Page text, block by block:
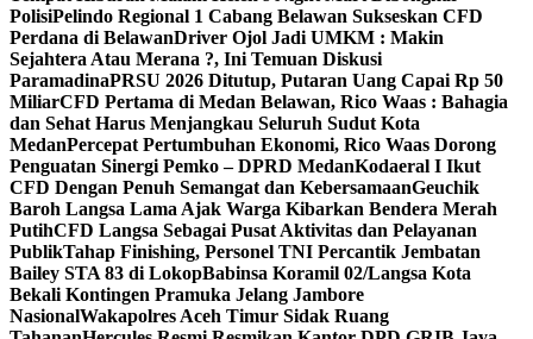
PolisiPelindo Regional 1 Cabang Belawan Sukseskan CFD
Perdana di BelawanDriver Ojol Jadi UMKM : Makin
Sejahtera Atau Merana ?, Ini Temuan Diskusi
ParamadinaPRSU 2026 Ditutup, Putaran Uang Capai Rp 50
MiliarCFD Pertama di Medan Belawan, Rico Waas : Bahagia
dan Sehat Harus Menjangkau Seluruh Sudut Kota
MedanPercepat Pertumbuhan Ekonomi, Rico Waas Dorong
Penguatan Sinergi Pemko – DPRD MedanKodaeral I Ikut
CFD Dengan Penuh Semangat dan KebersamaanGeuchik
Baroh Langsa Lama Ajak Warga Kibarkan Bendera Merah
PutihCFD Langsa Sebagai Pusat Aktivitas dan Pelayanan
PublikTahap Finishing, Personel TNI Percantik Jembatan
Bailey STA 83 di LokopBabinsa Koramil 02/Langsa Kota
Bekali Kontingen Pramuka Jelang Jambore
NasionalWakapolres Aceh Timur Sidak Ruang